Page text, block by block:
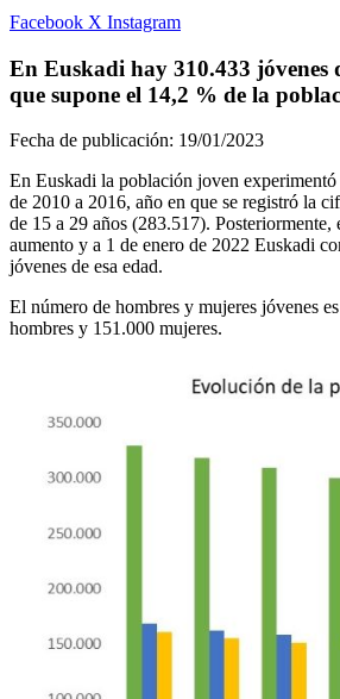
Facebook X Instagram
En Euskadi hay 310.433 jóvenes
que supone el 14,2 % de la
Fecha de publicación: 19/01/2023
En Euskadi la población joven
de 2010 a 2016, año en que se registró la
de 15 a 29 años (283.517). Posteriormente,
aumento y a 1 de enero de 2022 Euskadi
jóvenes de esa edad.
El número de hombres y mujeres jóvenes
hombres y 151.000 mujeres.